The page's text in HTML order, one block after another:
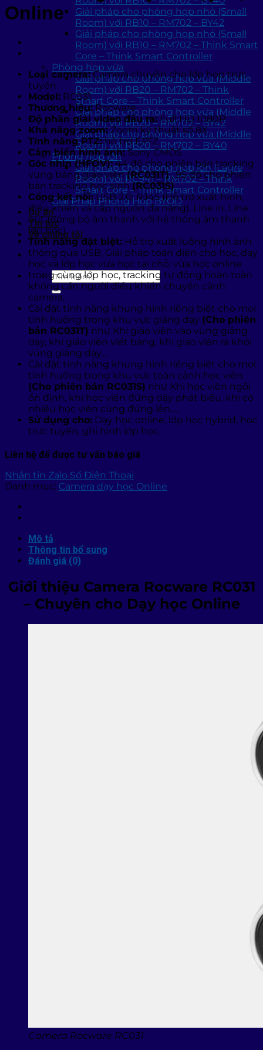
Giải pháp cho phòng họp nhỏ (Small
Room) với RB10 – RM702 – BY42
Giải pháp cho phòng họp nhỏ (Small
Room) với RB10 – RM702 – Think Smart
Core – Think Smart Controller
Phòng họp vừa
Giải pháp cho phòng họp vừa (Middle
Room) với RB20 – RM702 – Think
Smart Core – Think Smart Controller
Giải pháp cho phòng họp vừa (Middle
Room) với RB20 – RM702 – BY42
Giải pháp cho phòng họp vừa (Middle
Room) với RB20 – RM702 – BY40
Phòng họp lớn
Giải pháp cho phòng họp lớn (Lagre
Room) với RC941 – RM702 – Think
Smart Core – Think Smart Controller
Giải Pháp Phòng Họp BYOD
Dự án
Tin tức
Về chúng tôi
Tìm
kiếm:
Online
Loại camera:Camera chuyên cho lớp họp trực
tuyến
Model: RC031
Thương hiệu:Rocware
Độ phân giải video đầu ra:Full HD 1080P
Khả năng zoom:Zoom kỹ thuật số 8X
Tính năng PTZ:hỗ trợ EPTZ
Cảm biến hình ảnh:Sony CMOS
Góc nhìn (HFOV):44 độ cho phiên bản tracking
vùng bảng giáo viên(RC031T), 95 độ cho phiên
bản tracking học sinh(RC031S)
Cổng kết nối:USB 2.0, RJ45 (Hỗ trợ xuất hình,
điều khiển và cấp nguồn đa năng), Line in, Line
out (đồng bộ âm thanh với hệ thống âm thanh
lớp học)
Tính năng đặt biệt: Hỗ trợ xuất luồng hình ảnh
thông qua USB, Giải pháp toàn diện cho học, dạy
học và lớp học vừa học tại chỗ, vừa học online
trong cùng lớp học, tracking tự động hoàn toàn
không cần người điều khiển chuyển cảnh
camera.
Cài đặt tính năng khung hình riêng biệt cho mọi
tình huống trong khu vực giảng dạy (Cho phiên
bản RC031T) như Khi giáo viên vào vùng giảng
dạy, khi giáo viên viết bảng, khi giáo viên ra khỏi
vùng giảng dạy,…
Cài đặt tính năng khung hình riêng biệt cho mọi
tình huống trong khu vực toàn cảnh học viên
(Cho phiên bản RC031S) như Khi học viên ngồi
ổn định, khi học viên đứng dậy phát biểu, khi có
nhiều học viên cùng đứng lên,….
Sử dụng cho: Dạy học online, lớp học hybrid, học
trực tuyến, ghi hình lớp học.
Liên hệ để được tư vấn báo giá
Nhắn tin Zalo Số Điện Thoại
Danh mục: Camera dạy học Online
Mô tả
Thông tin bổ sung
Đánh giá (0)
Giới thiệu Camera Rocware RC031
– Chuyên cho Dạy học Online
Camera Rocware RC031